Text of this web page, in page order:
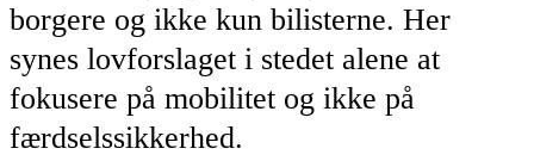
borgere og ikke kun bilisterne. Her
synes lovforslaget i stedet alene at
fokusere på mobilitet og ikke på
færdselssikkerhed.